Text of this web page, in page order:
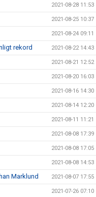
2021-08-28 11:53
2021-08-25 10:37
2021-08-24 09:11
rekord 2021-08-22 14:43
2021-08-21 12:52
2021-08-20 16:03
2021-08-16 14:30
2021-08-14 12:20
2021-08-11 11:21
2021-08-08 17:39
2021-08-08 17:05
2021-08-08 14:53
Marklund 2021-08-07 17:55
2021-07-26 07:10